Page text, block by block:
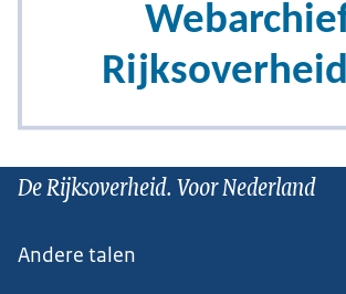
De Rijksoverheid. Voor Nederland
Andere talen